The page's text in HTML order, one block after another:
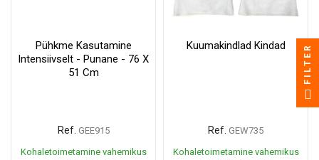
Pühkme Kasutamine
Intensiivselt - Punane - 76 X
51 Cm
Ref. GEE915
Kohaletoimetamine vahemikus
Kuumakindlad Kindad
Ref. GEW735
Kohaletoimetamine vahemikus
FILTER